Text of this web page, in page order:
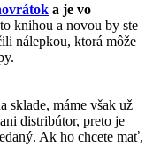
a je vo
knihou a novou by ste
nálepkou, ktorá môže
sklade, máme však už
distribútor, preto je
Ak ho chcete mať,